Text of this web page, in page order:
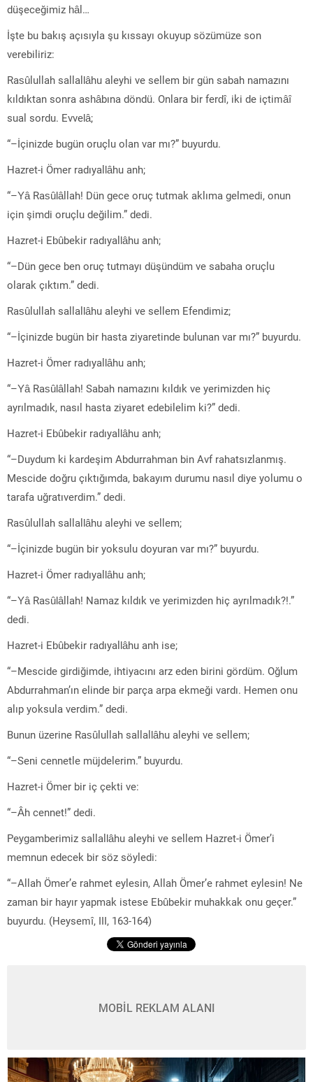
düşeceğimiz hâl…
İşte bu bakış açısıyla şu kıssayı okuyup sözümüze son
verebiliriz:
Rasûlullah sallallâhu aleyhi ve sellem bir gün sabah namazını
kıldıktan sonra ashâbına döndü. Onlara bir ferdî, iki de içtimâî
sual sordu. Evvelâ;
“–İçinizde bugün oruçlu olan var mı?” buyurdu.
Hazret-i Ömer radıyallâhu anh;
“–Yâ Rasûlâllah! Dün gece oruç tutmak aklıma gelmedi, onun
için şimdi oruçlu değilim.” dedi.
Hazret-i Ebûbekir radıyallâhu anh;
“–Dün gece ben oruç tutmayı düşündüm ve sabaha oruçlu
olarak çıktım.” dedi.
Rasûlullah sallallâhu aleyhi ve sellem Efendimiz;
“–İçinizde bugün bir hasta ziyaretinde bulunan var mı?” buyurdu.
Hazret-i Ömer radıyallâhu anh;
“–Yâ Rasûlâllah! Sabah namazını kıldık ve yerimizden hiç
ayrılmadık, nasıl hasta ziyaret edebilelim ki?” dedi.
Hazret-i Ebûbekir radıyallâhu anh;
“–Duydum ki kardeşim Abdurrahman bin Avf rahatsızlanmış.
Mescide doğru çıktığımda, bakayım durumu nasıl diye yolumu o
tarafa uğratıverdim.” dedi.
Rasûlullah sallallâhu aleyhi ve sellem;
“–İçinizde bugün bir yoksulu doyuran var mı?” buyurdu.
Hazret-i Ömer radıyallâhu anh;
“–Yâ Rasûlâllah! Namaz kıldık ve yerimizden hiç ayrılmadık?!.”
dedi.
Hazret-i Ebûbekir radıyallâhu anh ise;
“–Mescide girdiğimde, ihtiyacını arz eden birini gördüm. Oğlum
Abdurrahman’ın elinde bir parça arpa ekmeği vardı. Hemen onu
alıp yoksula verdim.” dedi.
Bunun üzerine Rasûlullah sallallâhu aleyhi ve sellem;
“–Seni cennetle müjdelerim.” buyurdu.
Hazret-i Ömer bir iç çekti ve:
“–Âh cennet!” dedi.
Peygamberimiz sallallâhu aleyhi ve sellem Hazret-i Ömer’i
memnun edecek bir söz söyledi:
“–Allah Ömer’e rahmet eylesin, Allah Ömer’e rahmet eylesin! Ne
zaman bir hayır yapmak istese Ebûbekir muhakkak onu geçer.”
buyurdu. (Heysemî, III, 163-164)
MOBİL REKLAM ALANI